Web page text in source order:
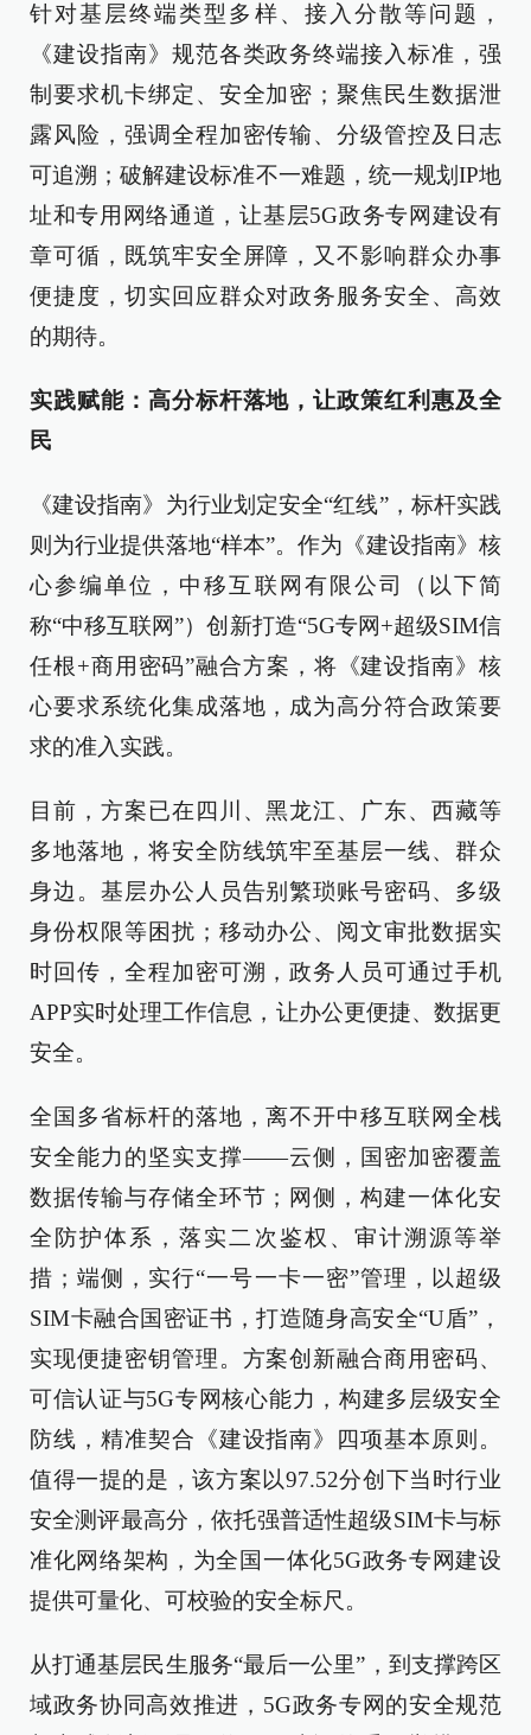
针对基层终端类型多样、接入分散等问题，
《建设指南》规范各类政务终端接入标准，强
制要求机卡绑定、安全加密；聚焦民生数据泄
露风险，强调全程加密传输、分级管控及日志
可追溯；破解建设标准不一难题，统一规划IP地
址和专用网络通道，让基层5G政务专网建设有
章可循，既筑牢安全屏障，又不影响群众办事
便捷度，切实回应群众对政务服务安全、高效
的期待。
实践赋能：高分标杆落地，让政策红利惠及全
民
《建设指南》为行业划定安全“红线”，标杆实践
则为行业提供落地“样本”。作为《建设指南》核
心参编单位，中移互联网有限公司（以下简
称“中移互联网”）创新打造“5G专网+超级SIM信
任根+商用密码”融合方案，将《建设指南》核
心要求系统化集成落地，成为高分符合政策要
求的准入实践。
目前，方案已在四川、黑龙江、广东、西藏等
多地落地，将安全防线筑牢至基层一线、群众
身边。基层办公人员告别繁琐账号密码、多级
身份权限等困扰；移动办公、阅文审批数据实
时回传，全程加密可溯，政务人员可通过手机
APP实时处理工作信息，让办公更便捷、数据更
安全。
全国多省标杆的落地，离不开中移互联网全栈
安全能力的坚实支撑——云侧，国密加密覆盖
数据传输与存储全环节；网侧，构建一体化安
全防护体系，落实二次鉴权、审计溯源等举
措；端侧，实行“一号一卡一密”管理，以超级
SIM卡融合国密证书，打造随身高安全“U盾”，
实现便捷密钥管理。方案创新融合商用密码、
可信认证与5G专网核心能力，构建多层级安全
防线，精准契合《建设指南》四项基本原则。
值得一提的是，该方案以97.52分创下当时行业
安全测评最高分，依托强普适性超级SIM卡与标
准化网络架构，为全国一体化5G政务专网建设
提供可量化、可校验的安全标尺。
从打通基层民生服务“最后一公里”，到支撑跨区
域政务协同高效推进，5G政务专网的安全规范